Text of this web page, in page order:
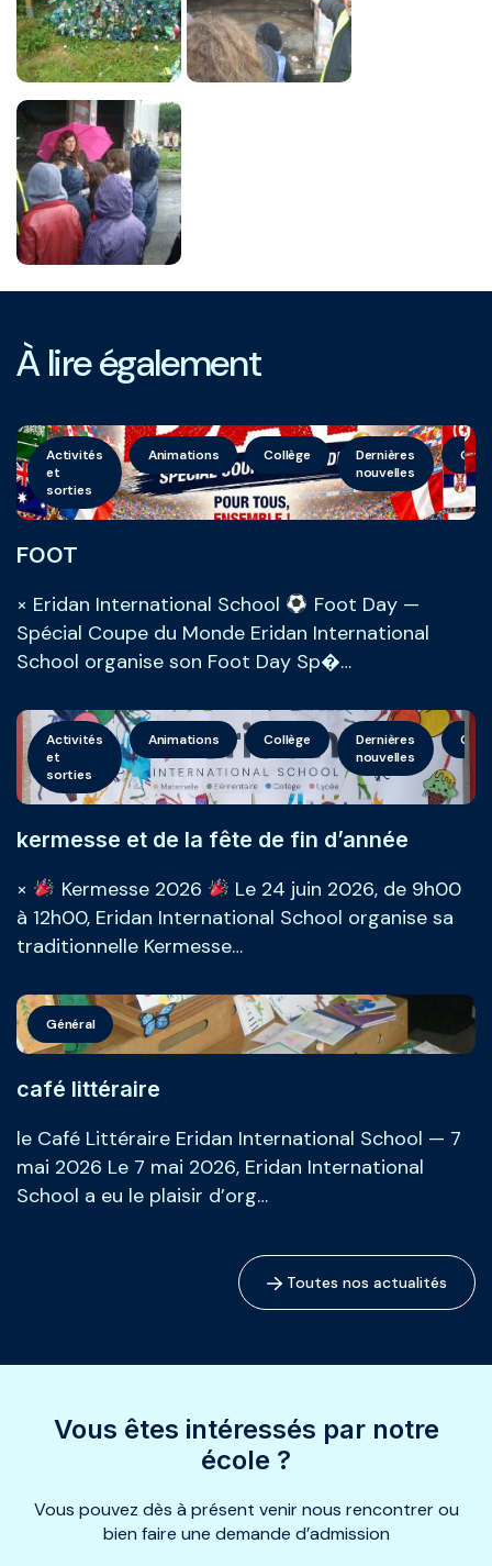
À lire également
Activités
et
sorties
Animations Collège
Dernières
nouvelles
FOOT
× Eridan International School
Foot Day —
Spécial Coupe du Monde Eridan International
School organise son Foot Day Sp�…
Activités
et
sorties
Animations Collège
Dernières
nouvelles
kermesse et de la fête de fin d’année
×
Kermesse 2026
Le 24 juin 2026, de 9h00
à 12h00, Eridan International School organise sa
traditionnelle Kermesse…
Général
café littéraire
le Café Littéraire Eridan International School — 7
mai 2026 Le 7 mai 2026, Eridan International
School a eu le plaisir d’org…
Toutes nos actualités
Vous êtes intéressés par notre
école ?
Vous pouvez dès à présent venir nous rencontrer ou
bien faire une demande d’admission